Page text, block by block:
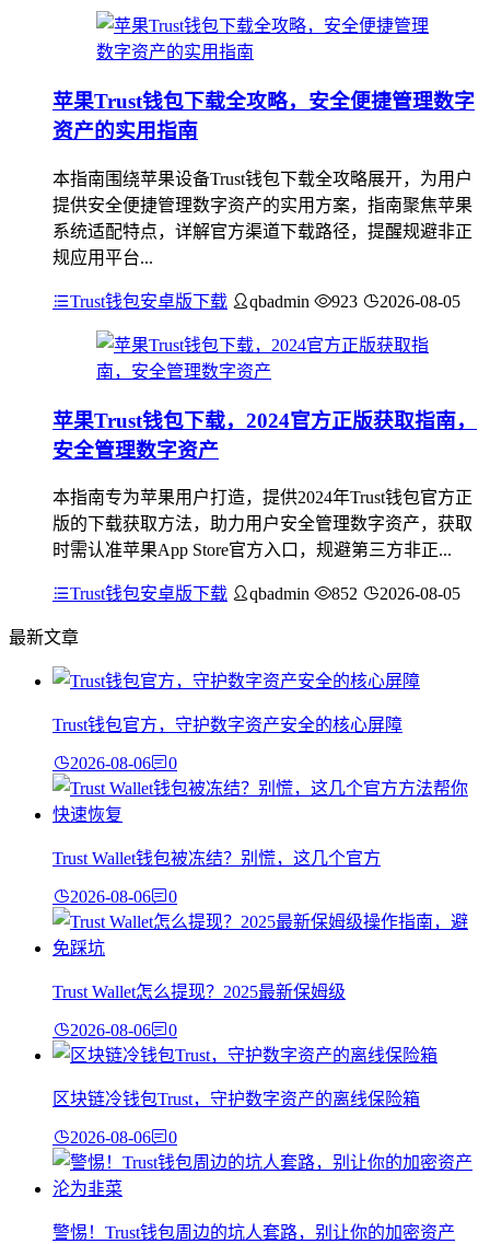
苹果Trust钱包下载全攻略，安全便捷管理数字
资产的实用指南
本指南围绕苹果设备Trust钱包下载全攻略展开，为用户
提供安全便捷管理数字资产的实用方案，指南聚焦苹果
系统适配特点，详解官方渠道下载路径，提醒规避非正
规应用平台...
Trust钱包安卓版下载 qbadmin 923 2026-08-05
苹果Trust钱包下载，2024官方正版获取指南，
安全管理数字资产
本指南专为苹果用户打造，提供2024年Trust钱包官方正
版的下载获取方法，助力用户安全管理数字资产，获取
时需认准苹果App Store官方入口，规避第三方非正...
Trust钱包安卓版下载 qbadmin 852 2026-08-05
最新文章
Trust钱包官方，守护数字资产安全的核心屏障
2026-08-06 0
Trust Wallet钱包被冻结？别慌，这几个官方
2026-08-06 0
Trust Wallet怎么提现？2025最新保姆级
2026-08-06 0
区块链冷钱包Trust，守护数字资产的离线保险箱
2026-08-06 0
警惕！Trust钱包周边的坑人套路，别让你的加密资产